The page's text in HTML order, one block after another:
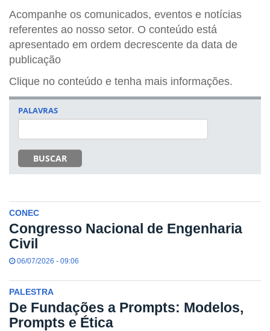
Acompanhe os comunicados, eventos e notícias
referentes ao nosso setor. O conteúdo está
apresentado em ordem decrescente da data de
publicação
Clique no conteúdo e tenha mais informações.
PALAVRAS
BUSCAR
CONEC
Congresso Nacional de Engenharia
Civil
06/07/2026 - 09:06
PALESTRA
De Fundações a Prompts: Modelos,
Prompts e Ética